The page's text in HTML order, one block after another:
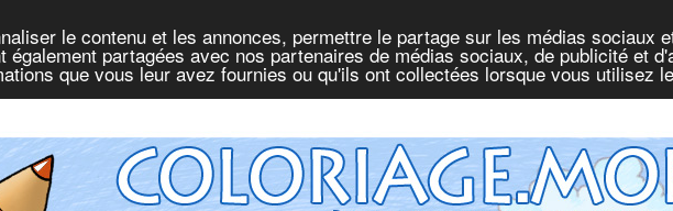
le contenu et les annonces, permettre le partage sur les médias sociaux
partagées avec nos partenaires de médias sociaux, de publicité et
que vous leur avez fournies ou qu'ils ont collectées lorsque vous utilisez